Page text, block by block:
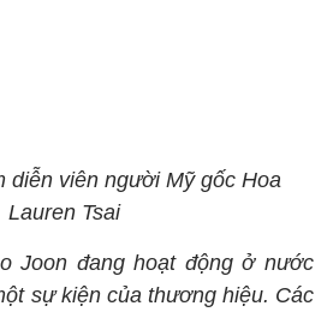
diễn viên người Mỹ gốc Hoa
Lauren Tsai
Joon đang hoạt động ở nước
sự kiện của thương hiệu. Các